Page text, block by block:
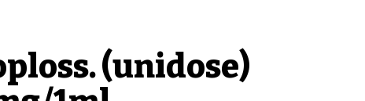
(unidose)